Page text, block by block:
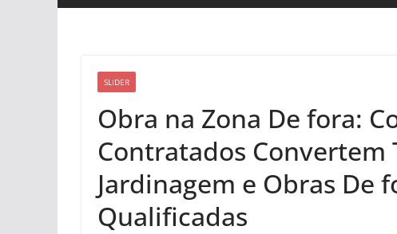
SLIDER
Obra na Zona De fora:
Contratados Convertem
Jardinagem e Obras De
Qualificadas